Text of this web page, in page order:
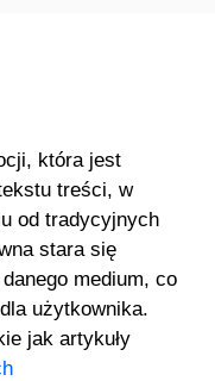
która jest
treści, w
od tradycyjnych
stara się
medium, co
użytkownika.
jak artykuły